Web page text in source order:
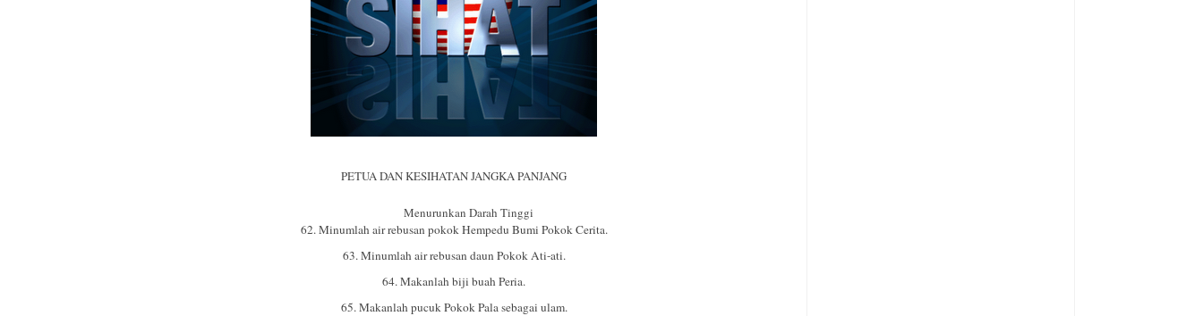
PETUA DAN KESIHATAN JANGKA PANJANG
Menurunkan Darah Tinggi
62. Minumlah air rebusan pokok Hempedu Bumi Pokok Cerita.
63. Minumlah air rebusan daun Pokok Ati-ati.
64. Makanlah biji buah Peria.
65. Makanlah pucuk Pokok Pala sebagai ulam.